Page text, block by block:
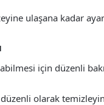
ulaşana kadar
için düzenli
olarak